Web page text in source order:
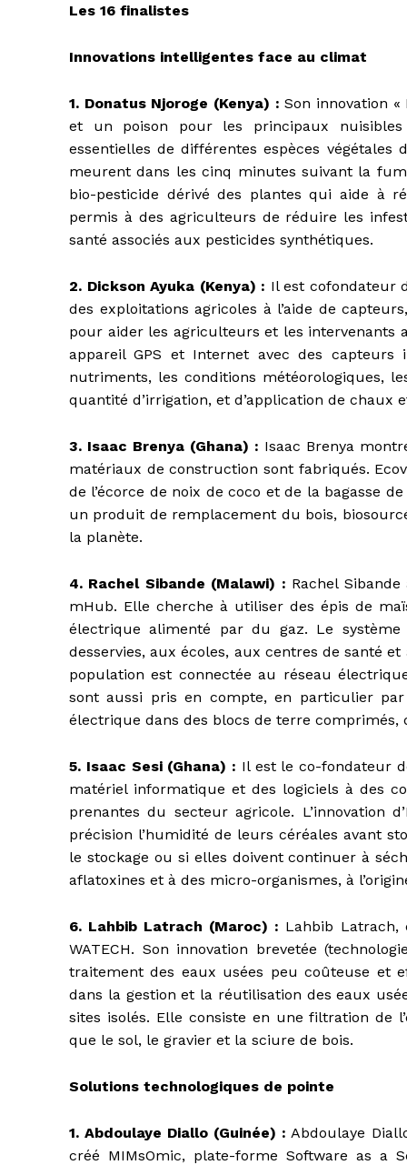
Les 16 finalistes
Innovations intelligentes face au climat
1. Donatus Njoroge (Kenya) : Son innovation
et un poison pour les principaux
essentielles de différentes espèces
meurent dans les cinq minutes suivant la
bio-pesticide dérivé des plantes qui aide à
permis à des agriculteurs de réduire les
santé associés aux pesticides synthétiques.
2. Dickson Ayuka (Kenya) : Il est cofondateur
des exploitations agricoles à l’aide de
pour aider les agriculteurs et les intervenants
appareil GPS et Internet avec des
nutriments, les conditions météorologiques,
quantité d’irrigation, et d’application de chaux
3. Isaac Brenya (Ghana) : Isaac Brenya
matériaux de construction sont fabriqués.
de l’écorce de noix de coco et de la bagasse
un produit de remplacement du bois,
la planète.
4. Rachel Sibande (Malawi) : Rachel
mHub. Elle cherche à utiliser des épis de
électrique alimenté par du gaz. Le
desservies, aux écoles, aux centres de santé
population est connectée au réseau
sont aussi pris en compte, en particulier
électrique dans des blocs de terre
5. Isaac Sesi (Ghana) : Il est le co-fondateur
matériel informatique et des logiciels à des
prenantes du secteur agricole. L’innovation
précision l’humidité de leurs céréales avant
le stockage ou si elles doivent continuer à
aflatoxines et à des micro-organismes, à
6. Lahbib Latrach (Maroc) : Lahbib Latrach,
WATECH. Son innovation brevetée
traitement des eaux usées peu coûteuse et
dans la gestion et la réutilisation des eaux
sites isolés. Elle consiste en une filtration de
que le sol, le gravier et la sciure de bois.
Solutions technologiques de pointe
1. Abdoulaye Diallo (Guinée) : Abdoulaye
créé MIMsOmic, plate-forme Software as a